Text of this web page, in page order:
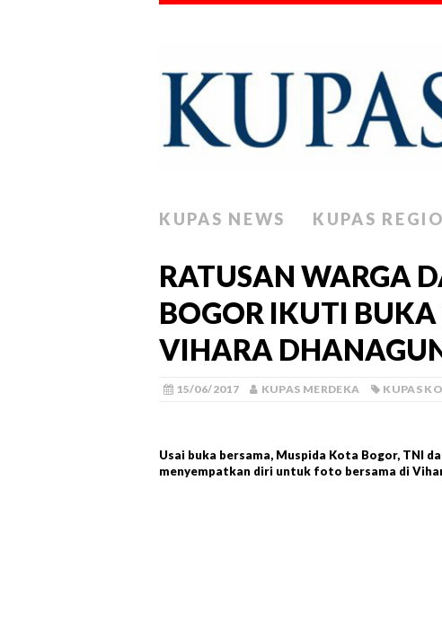
KUPAS NEWS KUPAS
RATUSAN WARGA
BOGOR IKUTI
VIHARA
15/06/2017 KUPAS MERDEKA KUPAS
Usai buka bersama, Muspida Kota Bogor, TNI
menyempatkan diri untuk foto bersama di